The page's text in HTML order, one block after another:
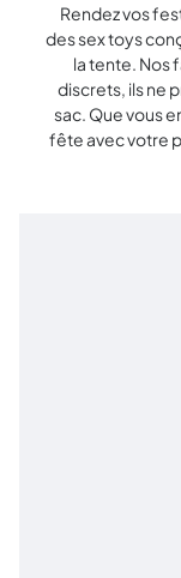
Rendez vos
des sex toys
la tente. Nos
discrets, ils ne
sac. Que vous
fête avec votre